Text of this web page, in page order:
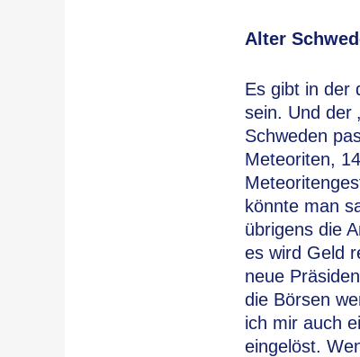
Alter
Es gibt in der
sein. Und der
Schweden
Meteoriten,
könnte man
übrigens die
es wird Geld
neue
die Börsen
ich mir auch
eingelöst.